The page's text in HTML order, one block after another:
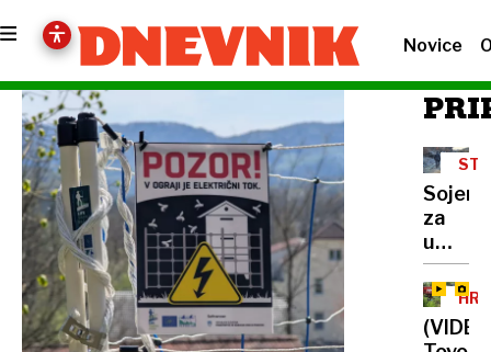
Novice
za
umor
šele
pozimi,